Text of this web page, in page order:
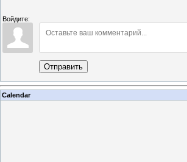
Войдите:
Отправить
Calendar